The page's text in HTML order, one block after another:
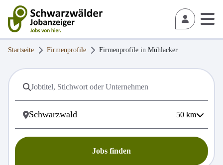
Startseite Firmenprofile Firmenprofile in Mühlacker
50 km
Jobs finden